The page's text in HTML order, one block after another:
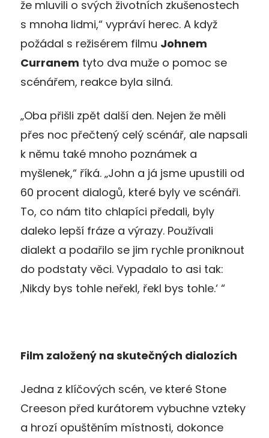
že mluvili o svých životních zkušenostech
s mnoha lidmi,“ vypráví herec. A když
požádal s režisérem filmu Johnem
Curranem tyto dva muže o pomoc se
scénářem, reakce byla silná.
„Oba přišli zpět další den. Nejen že měli
přes noc přečtený celý scénář, ale napsali
k němu také mnoho poznámek a
myšlenek,“ říká. „John a já jsme upustili od
60 procent dialogů, které byly ve scénáři.
To, co nám tito chlapíci předali, byly
daleko lepší fráze a výrazy. Používali
dialekt a podařilo se jim rychle proniknout
do podstaty věci. Vypadalo to asi tak:
‚Nikdy bys tohle neřekl, řekl bys tohle.‘ “
Film založený na skutečných dialozích
Jedna z klíčových scén, ve které Stone
Creeson před kurátorem vybuchne vzteky
a hrozí opuštěním místnosti, dokonce